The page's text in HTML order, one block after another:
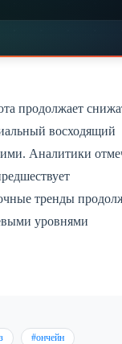
продолжает
восходящий
Аналитики
тренды
уровнями
#ончейн